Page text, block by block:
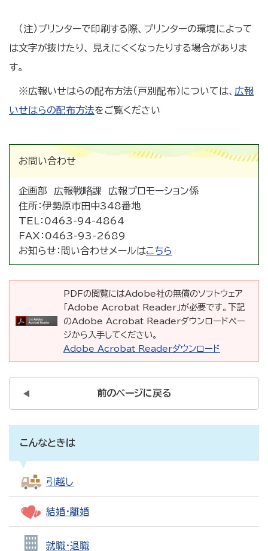
（注）プリンターで印刷する際、プリンターの環境によって
は文字が抜けたり、 見えにくくなったりする場合がありま
す。
※広報いせはらの配布方法（戸別配布）については、 広報
いせはらの配布方法をご覧ください
お問い合わせ
企画部 広報戦略課 広報プロモーション係
住所：伊勢原市田中348番地
TEL： 0463-94-4864
FAX： 0463-93-2689
お知らせ： 問い合わせメールはこちら
PDFの閲覧にはAdobe社の無償のソフトウェア
「Adobe Acrobat Reader」が必要です。下記
のAdobe Acrobat Readerダウンロードペー
ジから入手してください。
Adobe Acrobat Readerダウンロード
前のページに戻る
こんなときは
引越し
結婚・離婚
就職・退職